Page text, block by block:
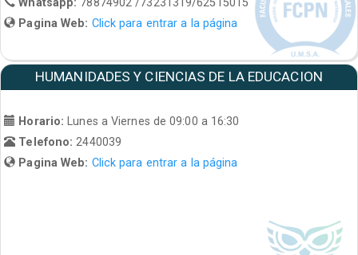
Pagina Web: Click para entrar a la página
HUMANIDADES Y CIENCIAS DE LA EDUCACION
Horario: Lunes a Viernes de 09:00 a 16:30
Telefono:2440039
Pagina Web: Click para entrar a la página